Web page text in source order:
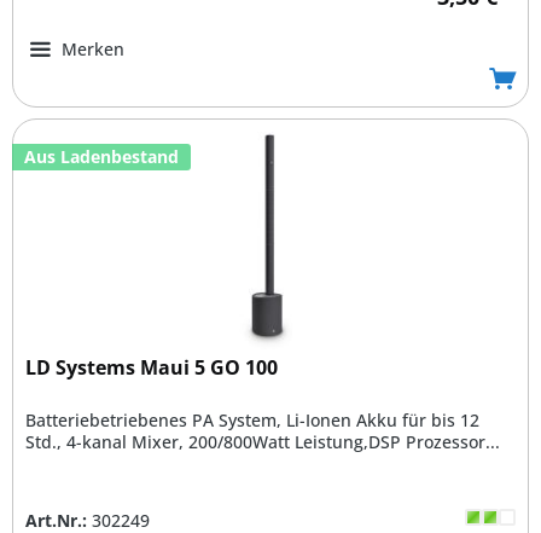
Merken
Aus Ladenbestand
LD Systems Maui 5 GO 100
Batteriebetriebenes PA System, Li-Ionen Akku für bis 12
Std., 4-kanal Mixer, 200/800Watt Leistung,DSP Prozessor...
Art.Nr.: 302249